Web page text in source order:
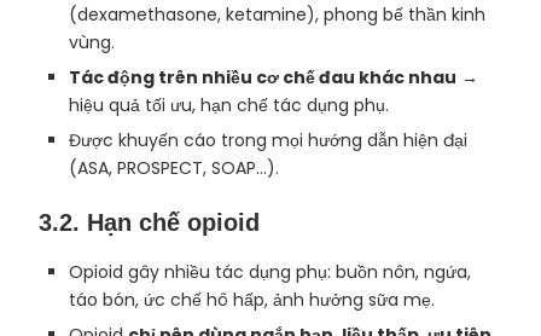
(dexamethasone, ketamine), phong bế thần kinh
vùng.
Tác động trên nhiều cơ chế đau khác nhau →
hiệu quả tối ưu, hạn chế tác dụng phụ.
Được khuyến cáo trong mọi hướng dẫn hiện đại
(ASA, PROSPECT, SOAP…).
3.2. Hạn chế opioid
Opioid gây nhiều tác dụng phụ: buồn nôn, ngứa,
táo bón, ức chế hô hấp, ảnh hưởng sữa mẹ.